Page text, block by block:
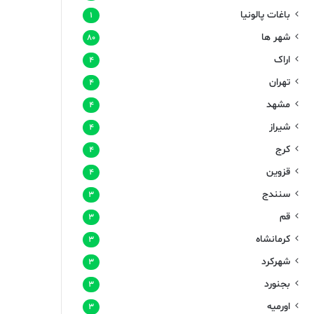
باغات پالونیا ۱
شهر ها ۸۰
اراک ۴
تهران ۴
مشهد ۴
شیراز ۴
کرج ۴
قزوین ۴
سنندج ۳
قم ۳
کرمانشاه ۳
شهرکرد ۳
بجنورد ۳
اورمیه ۳